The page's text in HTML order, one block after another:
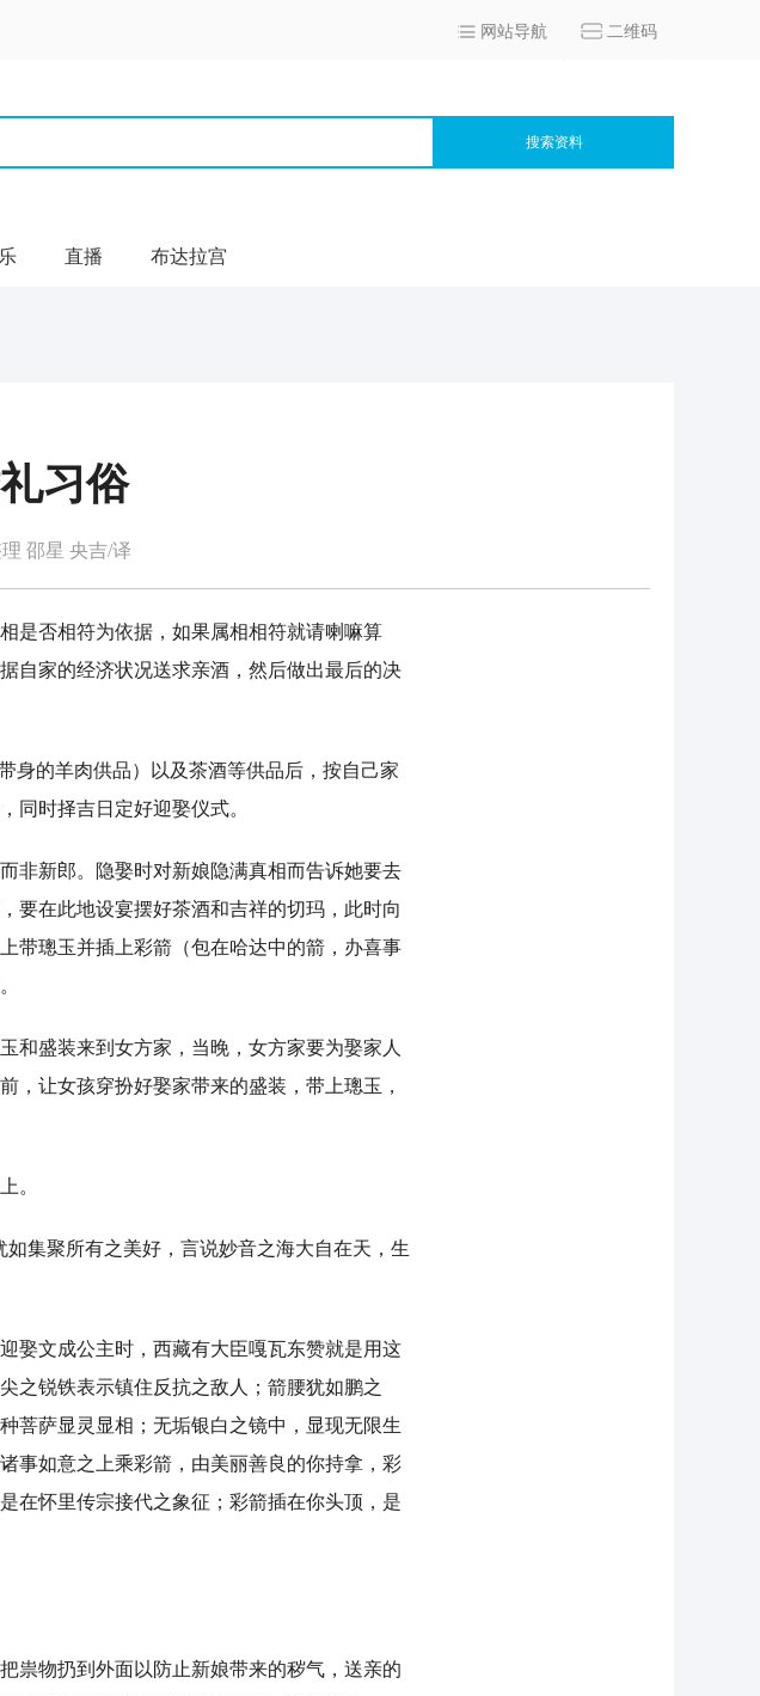
网站导航 二维码
搜索资料
直播 布达拉宫
习俗
邵星 央吉/译
否相符为依据，如果属相相符就请喇嘛算
自家的经济状况送求亲酒，然后做出最后的决
的羊肉供品）以及茶酒等供品后，按自己家
同时择吉日定好迎娶仪式。
新郎。隐娶时对新娘隐满真相而告诉她要去
要在此地设宴摆好茶酒和吉祥的切玛，此时向
带璁玉并插上彩箭（包在哈达中的箭，办喜事
盛装来到女方家，当晚，女方家要为娶家人
，让女孩穿扮好娶家带来的盛装，带上璁玉，
。
集聚所有之美好，言说妙音之海大自在天，生
文成公主时，西藏有大臣嘎瓦东赞就是用这
之锐铁表示镇住反抗之敌人；箭腰犹如鹏之
菩萨显灵显相；无垢银白之镜中，显现无限生
事如意之上乘彩箭，由美丽善良的你持拿，彩
在怀里传宗接代之象征；彩箭插在你头顶，是
物扔到外面以防止新娘带来的秽气，送亲的